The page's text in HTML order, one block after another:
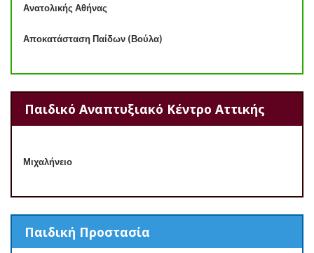
Ανατολικής Αθήνας
Αποκατάσταση Παίδων (Βούλα)
Παιδικό Αναπτυξιακό Κέντρο Αττικής
Μιχαλήνειο
Παιδική Προστασία